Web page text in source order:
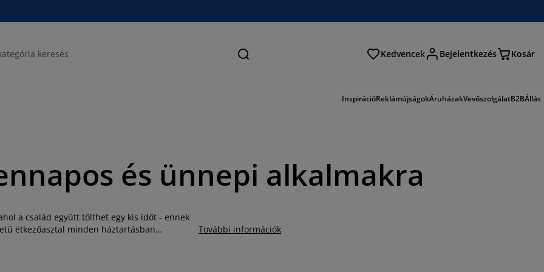
Keresés Kedvencek Bejelentkezés Kosár
InspirációReklámújságokÁruházakVevőszolgálatB2BÁllás
és ünnepi alkalmakra
a család együtt tölthet egy kis időt - ennek
étkezőasztal minden háztartásban
További információk